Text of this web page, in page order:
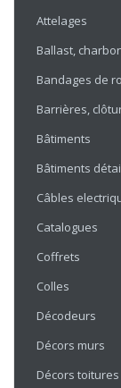
Attelages
Ballast,
Bandages de
Barrières,
Bâtiments
Bâtiments
Câbles
Catalogues
Coffrets
Colles
Décodeurs
Décors murs
Décors toitures